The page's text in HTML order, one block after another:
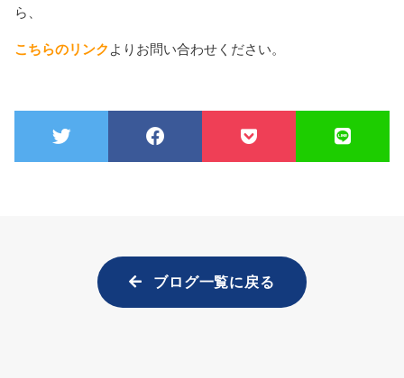
ら、
こちらのリンク よりお問い合わせください。
ブログ一覧に戻る